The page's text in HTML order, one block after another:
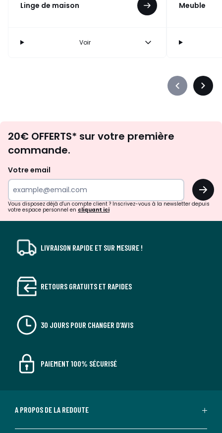
Linge de maison
Voir
Meuble
Précédent
d'inspirations
surprises?
20€ OFFERTS* sur votre première
commande.
Votre email
OK
Vous disposez déjà d'un compte client ? Inscrivez-vous à la newsletter depuis
votre espace personnel en cliquant ici
LIVRAISON RAPIDE ET SUR MESURE !
RETOURS GRATUITS ET RAPIDES
30 JOURS POUR CHANGER D'AVIS
PAIEMENT 100% SÉCURISÉ
A PROPOS DE LA REDOUTE